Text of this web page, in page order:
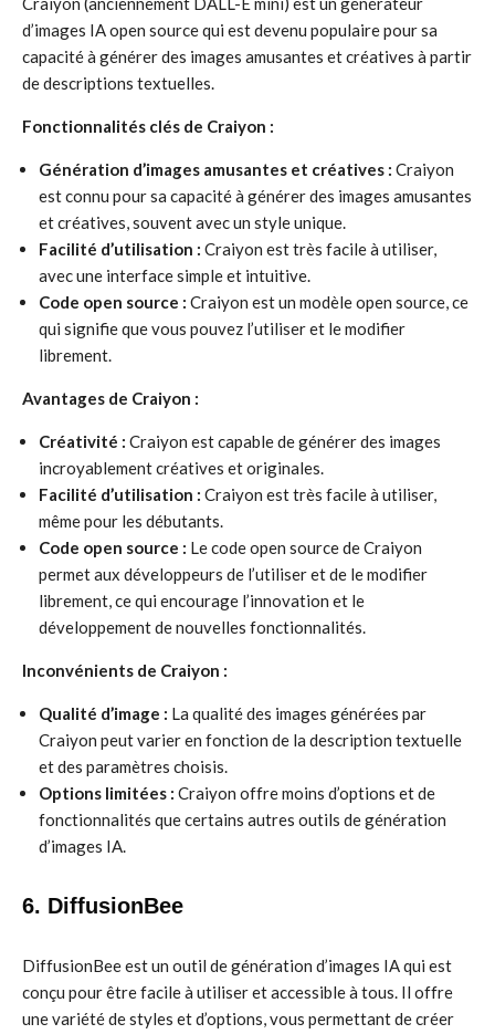
d’images IA open source qui est devenu populaire pour sa
capacité à générer des images amusantes et créatives à partir
de descriptions textuelles.
Fonctionnalités clés de Craiyon :
Génération d’images amusantes et créatives : Craiyon
est connu pour sa capacité à générer des images amusantes
et créatives, souvent avec un style unique.
Facilité d’utilisation : Craiyon est très facile à utiliser,
avec une interface simple et intuitive.
Code open source : Craiyon est un modèle open source, ce
qui signifie que vous pouvez l’utiliser et le modifier
librement.
Avantages de Craiyon :
Créativité : Craiyon est capable de générer des images
incroyablement créatives et originales.
Facilité d’utilisation : Craiyon est très facile à utiliser,
même pour les débutants.
Code open source : Le code open source de Craiyon
permet aux développeurs de l’utiliser et de le modifier
librement, ce qui encourage l’innovation et le
développement de nouvelles fonctionnalités.
Inconvénients de Craiyon :
Qualité d’image : La qualité des images générées par
Craiyon peut varier en fonction de la description textuelle
et des paramètres choisis.
Options limitées : Craiyon offre moins d’options et de
fonctionnalités que certains autres outils de génération
d’images IA.
6. DiffusionBee
DiffusionBee est un outil de génération d’images IA qui est
conçu pour être facile à utiliser et accessible à tous. Il offre
une variété de styles et d’options, vous permettant de créer